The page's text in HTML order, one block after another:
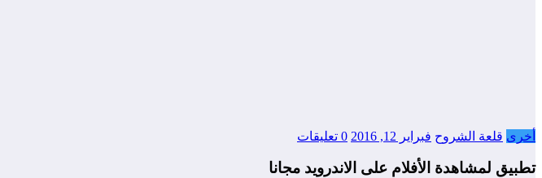
أخرى قلعة الشروح فبراير 12, 2016 0 تعليقات
تطبيق لمشاهدة الأفلام على الاندرويد مجانا